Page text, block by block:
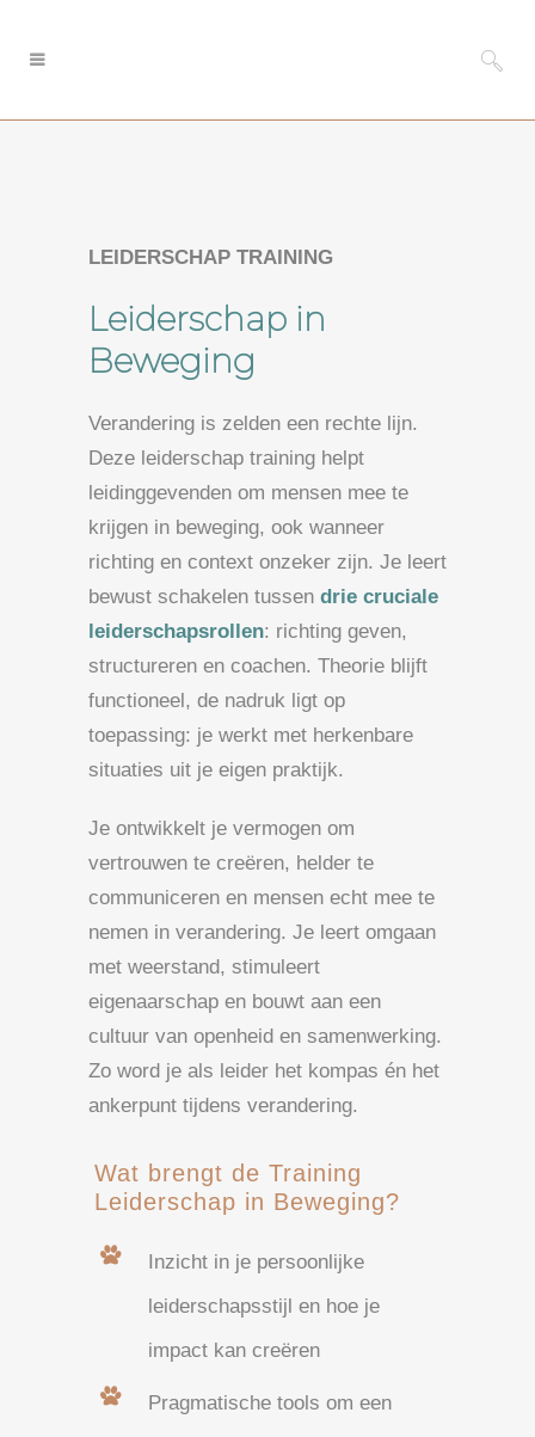
LEIDERSCHAP TRAINING
Leiderschap in
Beweging
Verandering is zelden een rechte lijn.
Deze leiderschap training helpt
leidinggevenden om mensen mee te
krijgen in beweging, ook wanneer
richting en context onzeker zijn. Je leert
bewust schakelen tussen drie cruciale
leiderschapsrollen: richting geven,
structureren en coachen. Theorie blijft
functioneel, de nadruk ligt op
toepassing: je werkt met herkenbare
situaties uit je eigen praktijk.
Je ontwikkelt je vermogen om
vertrouwen te creëren, helder te
communiceren en mensen echt mee te
nemen in verandering. Je leert omgaan
met weerstand, stimuleert
eigenaarschap en bouwt aan een
cultuur van openheid en samenwerking.
Zo word je als leider het kompas én het
ankerpunt tijdens verandering.
Wat brengt de Training
Leiderschap in Beweging?
Inzicht in je persoonlijke
leiderschapsstijl en hoe je
impact kan creëren
Pragmatische tools om een